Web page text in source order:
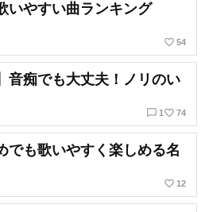
いやすい曲ランキング
favorite_border 54
音痴でも大丈夫！ノリのい
chat_bubble_outline 1 favorite_border 74
でも歌いやすく楽しめる名
favorite_border 12